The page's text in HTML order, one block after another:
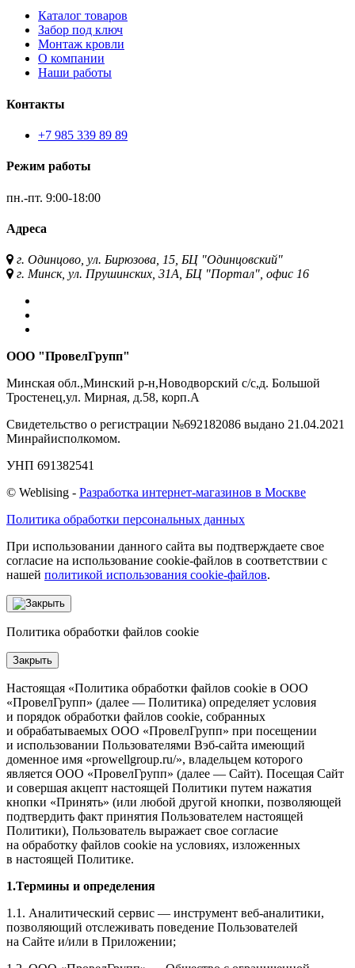
Каталог товаров
Забор под ключ
Монтаж кровли
О компании
Наши работы
Контакты
+7 985 339 89 89
Режим работы
пн.-пт. 9:00-18:00
Адреса
г. Одинцово, ул. Бирюзова, 15, БЦ "Одинцовский"
г. Минск, ул. Прушинских, 31А, БЦ "Портал", офис 16
ООО "ПровелГрупп"
Минская обл.,Минский р-н,Новодворский с/с,д. Большой
Тростенец,ул. Мирная, д.58, корп.А
Свидетельство о регистрации №692182086 выдано 21.04.2021
Минрайисполкомом.
УНП 691382541
© Weblising - Разработка интернет-магазинов в Москве
Политика обработки персональных данных
При использовании данного сайта вы подтверждаете свое
согласие на использование cookie-файлов в соответствии с
нашей политикой использования cookie-файлов.
Политика обработки файлов cookie
Закрыть
Настоящая «Политика обработки файлов cookie в ООО
«ПровелГрупп» (далее — Политика) определяет условия
и порядок обработки файлов cookie, собранных
и обрабатываемых ООО «ПровелГрупп» при посещении
и использовании Пользователями Вэб-сайта имеющий
доменное имя «prowellgroup.ru/», владельцем которого
является ООО «ПровелГрупп» (далее — Сайт). Посещая Сайт
и совершая акцепт настоящей Политики путем нажатия
кнопки «Принять» (или любой другой кнопки, позволяющей
подтвердить факт принятия Пользователем настоящей
Политики), Пользователь выражает свое согласие
на обработку файлов cookie на условиях, изложенных
в настоящей Политике.
1.Термины и определения
1.1. Аналитический сервис — инструмент веб-аналитики,
позволяющий отслеживать поведение Пользователей
на Сайте и/или в Приложении;